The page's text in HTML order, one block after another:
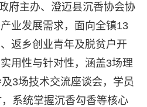
府主办、澄迈县沉香协会协
业发展需求，面向全镇13
返乡创业青年及脱贫户开
用性与针对性，涵盖3场理
3场技术交流座谈会，学员
系统掌握沉香勾香等核心